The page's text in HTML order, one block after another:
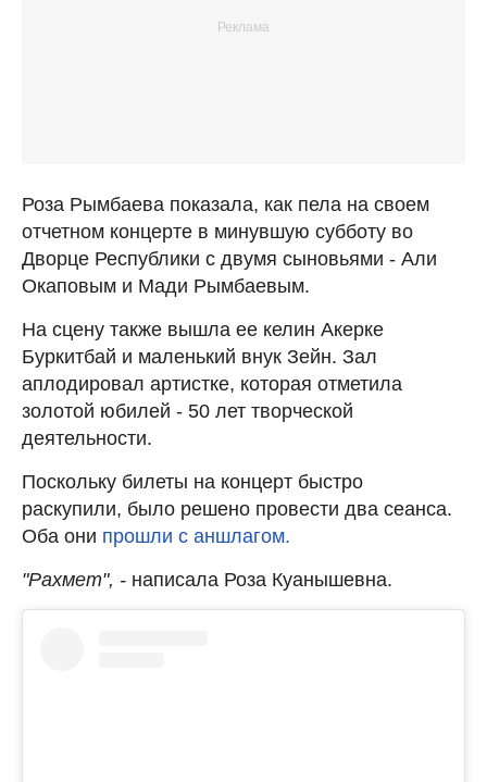
Роза Рымбаева показала, как пела на своем
отчетном концерте в минувшую субботу во
Дворце Республики с двумя сыновьями - Али
Окаповым и Мади Рымбаевым.
На сцену также вышла ее келин Акерке
Буркитбай и маленький внук Зейн. Зал
аплодировал артистке, которая отметила
золотой юбилей - 50 лет творческой
деятельности.
Поскольку билеты на концерт быстро
раскупили, было решено провести два сеанса.
Оба они прошли с аншлагом.
"Рахмет", - написала Роза Куанышевна.